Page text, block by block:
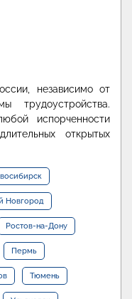
независимо от
трудоустройства.
испорченности
открытых
Новгород
Ростов-на-Дону
Пермь
Тюмень